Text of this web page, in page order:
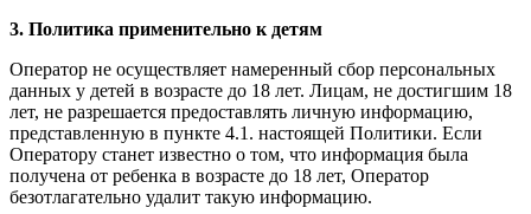
3. Политика применительно к детям
Оператор не осуществляет намеренный сбор персональных
данных у детей в возрасте до 18 лет. Лицам, не достигшим 18
лет, не разрешается предоставлять личную информацию,
представленную в пункте 4.1. настоящей Политики. Если
Оператору станет известно о том, что информация была
получена от ребенка в возрасте до 18 лет, Оператор
безотлагательно удалит такую информацию.